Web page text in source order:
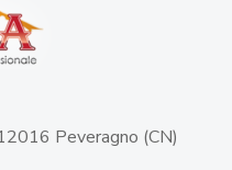
Peveragno (CN)